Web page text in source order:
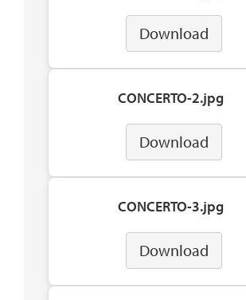
Download
CONCERTO-2.jpg
Download
CONCERTO-3.jpg
Download